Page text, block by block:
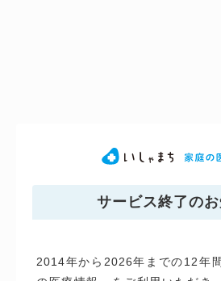
サービス終了の
2014年から2026年までの12年